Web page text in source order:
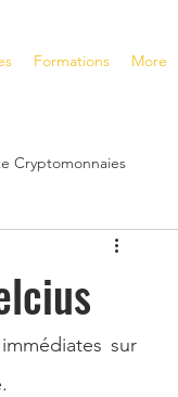
Formations More
Cryptomonnaies
sur